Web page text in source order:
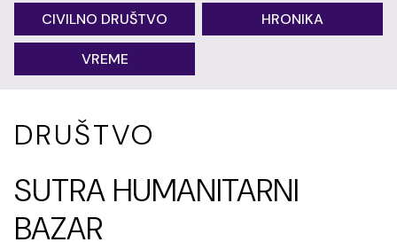
CIVILNO DRUŠTVO HRONIKA
VREME
DRUŠTVO
SUTRA HUMANITARNI
BAZAR